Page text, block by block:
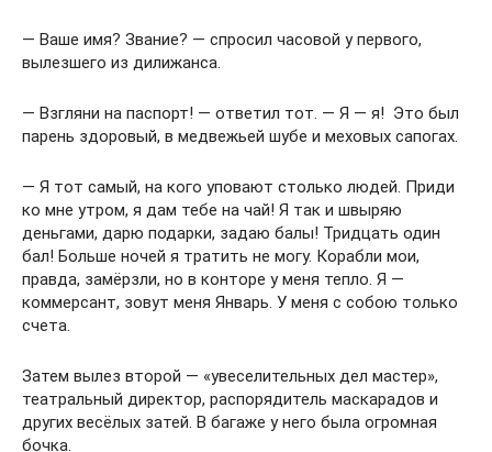
— Ваше имя? Звание? — спросил часовой у первого,
вылезшего из дилижанса.
— Взгляни на паспорт! — ответил тот. — Я — я! Это был
парень здоровый, в медвежьей шубе и меховых сапогах.
— Я тот самый, на кого уповают столько людей. Приди
ко мне утром, я дам тебе на чай! Я так и швыряю
деньгами, дарю подарки, задаю балы! Тридцать один
бал! Больше ночей я тратить не могу. Корабли мои,
правда, замёрзли, но в конторе у меня тепло. Я —
коммерсант, зовут меня Январь. У меня с собою только
счета.
Затем вылез второй — «увеселительных дел мастер»,
театральный директор, распорядитель маскарадов и
других весёлых затей. В багаже у него была огромная
бочка.